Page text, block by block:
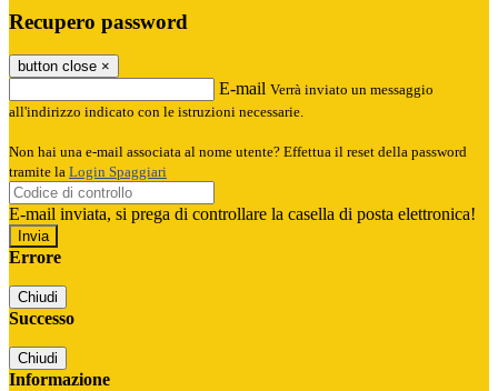
Recupero password
button close ×
E-mail Verrà inviato un messaggio
all'indirizzo indicato con le istruzioni necessarie.
Non hai una e-mail associata al nome utente? Effettua il reset della password
tramite la Login Spaggiari
E-mail inviata, si prega di controllare la casella di posta elettronica!
Errore
Chiudi
Successo
Chiudi
Informazione